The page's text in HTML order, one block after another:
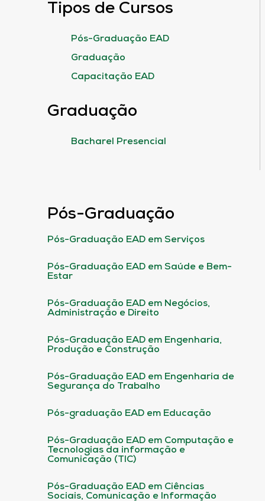
Tipos de Cursos
Pós-Graduação EAD
Graduação
Capacitação EAD
Graduação
Bacharel Presencial
Pós-Graduação
Pós-Graduação EAD em Serviços
Pós-Graduação EAD em Saúde e Bem-
Estar
Pós-Graduação EAD em Negócios,
Administração e Direito
Pós-Graduação EAD em Engenharia,
Produção e Construção
Pós-Graduação EAD em Engenharia de
Segurança do Trabalho
Pós-graduação EAD em Educação
Pós-Graduação EAD em Computação e
Tecnologias da informação e
Comunicação (TIC)
Pós-Graduação EAD em Ciências
Sociais, Comunicação e Informação